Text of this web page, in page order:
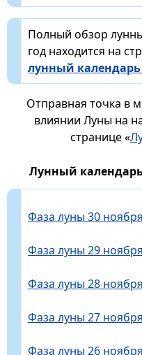
Полный обзор
год находится на
лунный календарь
Отправная точка в
влиянии Луны на
странице «
Лунный
Фаза луны 30
Фаза луны 29
Фаза луны 28
Фаза луны 27
Фаза луны 26